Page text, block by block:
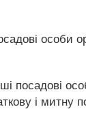
особи
посадові
і митну